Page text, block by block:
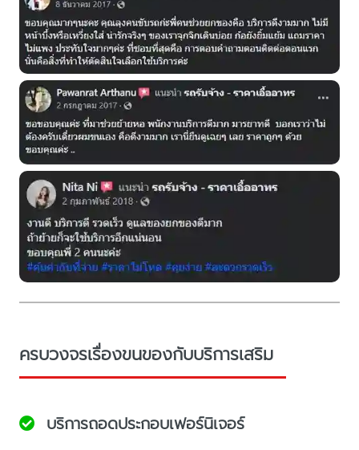
ครบวงจรเรื่องขนของกับบริการเสริม
บริการถอดประกอบเฟอร์นิเจอร์